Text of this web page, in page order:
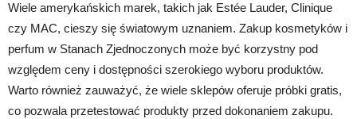
Wiele amerykańskich marek, takich jak Estée Lauder, Clinique
czy MAC, cieszy się światowym uznaniem. Zakup kosmetyków i
perfum w Stanach Zjednoczonych może być korzystny pod
względem ceny i dostępności szerokiego wyboru produktów.
Warto również zauważyć, że wiele sklepów oferuje próbki gratis,
co pozwala przetestować produkty przed dokonaniem zakupu.